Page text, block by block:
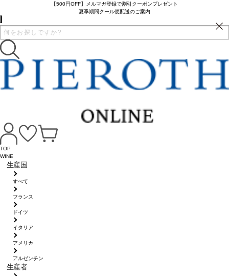
【500円OFF】メルマガ登録で割引クーポンプレゼント
夏季期間クール便配送のご案内
TOP
WINE
生産国
すべて
フランス
ドイツ
イタリア
アメリカ
アルゼンチン
生産者